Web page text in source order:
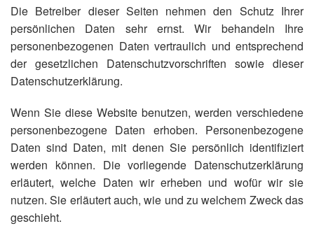
Die Betreiber dieser Seiten nehmen den Schutz Ihrer
persönlichen Daten sehr ernst. Wir behandeln Ihre
personenbezogenen Daten vertraulich und entsprechend
der gesetzlichen Datenschutzvorschriften sowie dieser
Datenschutzerklärung.
Wenn Sie diese Website benutzen, werden verschiedene
personenbezogene Daten erhoben. Personenbezogene
Daten sind Daten, mit denen Sie persönlich identifiziert
werden können. Die vorliegende Datenschutzerklärung
erläutert, welche Daten wir erheben und wofür wir sie
nutzen. Sie erläutert auch, wie und zu welchem Zweck das
geschieht.